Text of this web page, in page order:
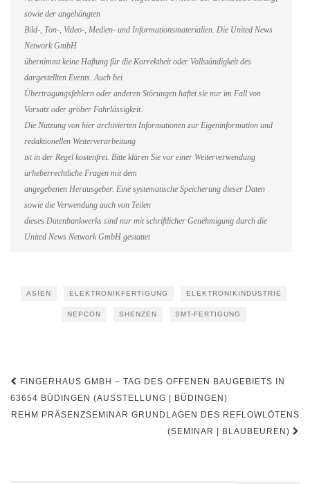
sowie der angehängten
Bild-, Ton-, Video-, Medien- und Informationsmaterialien. Die United News
Network GmbH
übernimmt keine Haftung für die Korrektheit oder Vollständigkeit des
dargestellten Events. Auch bei
Übertragungsfehlern oder anderen Störungen haftet sie nur im Fall von
Vorsatz oder grober Fahrlässigkeit.
Die Nutzung von hier archivierten Informationen zur Eigeninformation und
redaktionellen Weiterverarbeitung
ist in der Regel kostenfrei. Bitte klären Sie vor einer Weiterverwendung
urheberrechtliche Fragen mit dem
angegebenen Herausgeber. Eine systematische Speicherung dieser Daten
sowie die Verwendung auch von Teilen
dieses Datenbankwerks sind nur mit schriftlicher Genehmigung durch die
United News Network GmbH gestattet
ASIEN ELEKTRONIKFERTIGUNG ELEKTRONIKINDUSTRIE
NEPCON SHENZEN SMT-FERTIGUNG
Beitragsnavigation
FINGERHAUS GMBH – TAG DES OFFENEN BAUGEBIETS IN
63654 BÜDINGEN (AUSSTELLUNG | BÜDINGEN)
REHM PRÄSENZSEMINAR GRUNDLAGEN DES REFLOWLÖTENS
(SEMINAR | BLAUBEUREN)